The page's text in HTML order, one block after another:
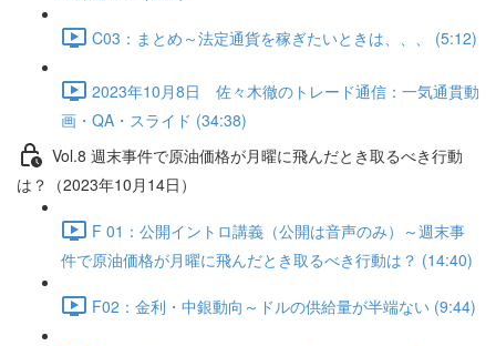
C03：まとめ～法定通貨を稼ぎたいときは、、、 (5:12)
2023年10月8日 佐々木徹のトレード通信：一気通貫動
画・QA・スライド (34:38)
Vol.8 週末事件で原油価格が月曜に飛んだとき取るべき行動
は？（2023年10月14日）
F 01：公開イントロ講義（公開は音声のみ）～週末事
件で原油価格が月曜に飛んだとき取るべき行動は？ (14:40)
F02：金利・中銀動向～ドルの供給量が半端ない (9:44)